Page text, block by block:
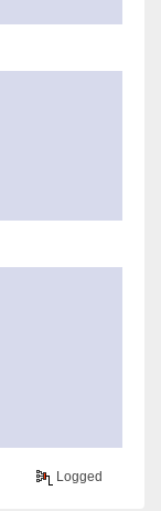
Logged